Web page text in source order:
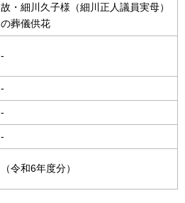
故・細川久子様（細川正人議員実母）
の葬儀供花
-
-
-
-
（令和6年度分）